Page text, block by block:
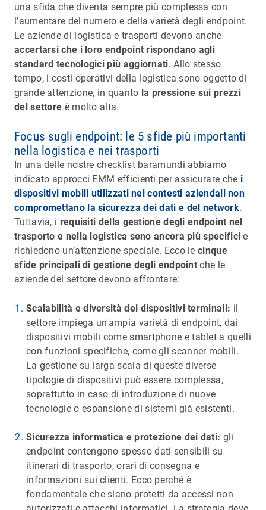
una sfida che diventa sempre più complessa con
l’aumentare del numero e della varietà degli endpoint.
Le aziende di logistica e trasporti devono anche
accertarsi che i loro endpoint rispondano agli
standard tecnologici più aggiornati. Allo stesso
tempo, i costi operativi della logistica sono oggetto di
grande attenzione, in quanto la pressione sui prezzi
del settore è molto alta.
Focus sugli endpoint: le 5 sfide più importanti
nella logistica e nei trasporti
In una delle nostre checklist baramundi abbiamo
indicato approcci EMM efficienti per assicurare che i
dispositivi mobili utilizzati nei contesti aziendali non
compromettano la sicurezza dei dati e del network.
Tuttavia, i requisiti della gestione degli endpoint nel
trasporto e nella logistica sono ancora più specifici e
richiedono un’attenzione speciale. Ecco lecinque
sfide principali di gestione degli endpoint che le
aziende del settore devono affrontare:
Scalabilità e diversità dei dispositivi terminali: il
settore impiega un'ampia varietà di endpoint, dai
dispositivi mobili come smartphone e tablet a quelli
con funzioni specifiche, come gli scanner mobili.
La gestione su larga scala di queste diverse
tipologie di dispositivi può essere complessa,
soprattutto in caso di introduzione di nuove
tecnologie o espansione di sistemi già esistenti.
Sicurezza informatica e protezione dei dati: gli
endpoint contengono spesso dati sensibili su
itinerari di trasporto, orari di consegna e
informazioni sui clienti. Ecco perché è
fondamentale che siano protetti da accessi non